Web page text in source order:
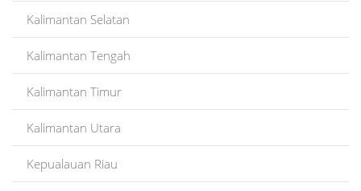
Kalimantan Selatan
Kalimantan Tengah
Kalimantan Timur
Kalimantan Utara
Kepualauan Riau